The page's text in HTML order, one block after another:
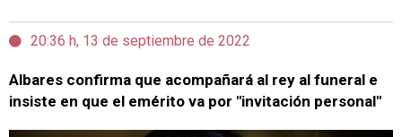
20:36 h, 13 de septiembre de 2022
Albares confirma que acompañará al rey al funeral e
insiste en que el emérito va por "invitación personal"